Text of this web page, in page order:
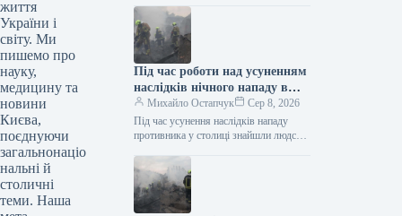
життя
України і
світу. Ми
пишемо про
науку,
медицину та
новини
Києва,
поєднуючи
загальнонаціо
нальні й
столичні
теми. Наша
басейном. Кривавий водоспад в
Антарктиді / ©…
Під час роботи над усуненням
наслідків нічного нападу в
Києві знайдено людське тіло.
Михайло Остапчук
Сер 8, 2026
Під час усунення наслідків нападу
противника у столиці знайшли людське
у Телеграмі написала Київська…